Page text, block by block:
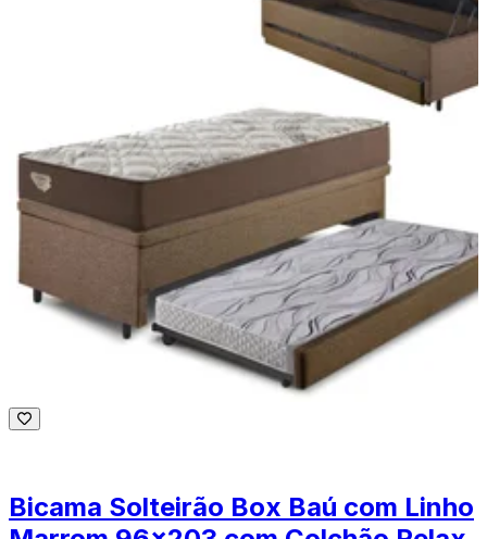
Bicama Solteirão Box Baú com Linho